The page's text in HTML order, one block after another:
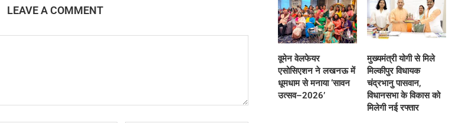
LEAVE A COMMENT
वूमेन वेलफेयर
एसोसिएशन ने लखनऊ में
धूमधाम से मनाया ‘सावन
उत्सव–2026’
मुख्यमंत्री योगी से मिले
मिल्कीपुर विधायक
चंद्रभानु पासवान,
विधानसभा के विकास को
मिलेगी नई रफ्तार